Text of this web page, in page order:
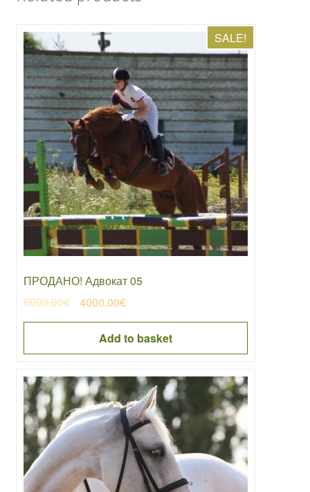
ПРОДАНО! Адвокат 05
SALE!
6000.00€
Original
price
6000.00€.
4000.00€Current
price
is:
4000.00€.
Add to basket